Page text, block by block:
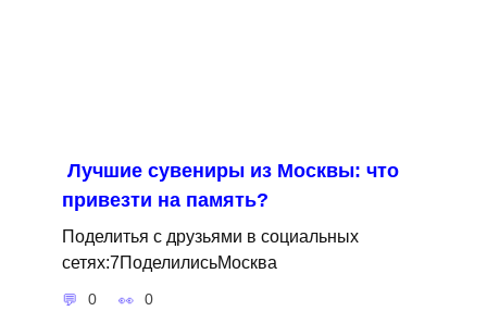
Лучшие сувениры из Москвы: что
привезти на память?
Поделитья с друзьями в социальных
сетях:7ПоделилисьМосква
0 0